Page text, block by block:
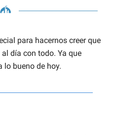
para hacernos creer que
día con todo. Ya que
lo bueno de hoy.